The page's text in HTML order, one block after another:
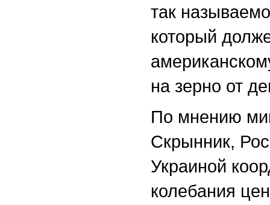
так
который
на зерно от
По мнению
Скрынник,
Украиной
колебания